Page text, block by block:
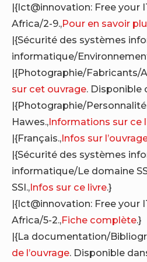
|{Ict@innovation: Free your
Africa/2-9.,Pour en savoir
|{Sécurité des systèmes
informatique/
|{Photographie/Fabricants/
sur cet ouvrage. Disponible
|{Photographie/
Hawes.,Informations sur ce
|{Français.,Infos sur
|{Sécurité des systèmes
informatique/Le domaine
SSI.,Infos sur ce livre.}
|{Ict@innovation: Free your
Africa/5-2.,Fiche complète.}
|{La documentation/
de l’ouvrage. Disponible